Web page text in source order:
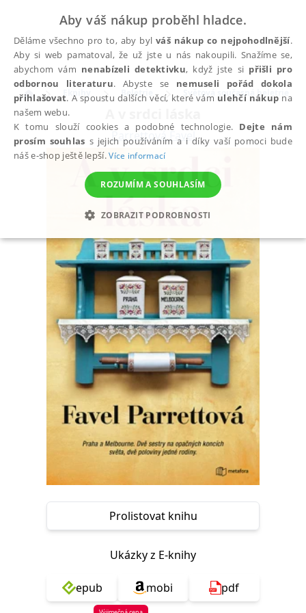
Eknihy Beletrie Světová současná beletrie
Parrettová Favel
Prolistovat knihu
Ukázky z E-knihy
epub mobi pdf
Aby váš nákup proběhl hladce.
Děláme všechno pro to, aby bylváš nákup co nejpohodlnější.
Aby si web pamatoval, že už jste u nás nakoupili. Snažíme se,
abychom vám nenabízeli detektivku, když jste si přišli pro
odbornou literaturu. Abyste se nemuseli pořád dokola
přihlašovat. A spoustu dalších věcí, které vám ulehčí nákup na
našem webu.
K tomu slouží cookies a podobné technologie. Dejte nám
prosím souhlas s jejich používáním a i díky vaší pomoci bude
náš e-shop ještě lepší.Více informací
ROZUMÍM A SOUHLASÍM
ZOBRAZIT PODROBNOSTI
NEZBYTNÉ ANALYTICKÉ MARKETINGOVÉ
FUNKČNÍ NEZAŘAZENÉ SOUBORY
Nezbytné Analytické Marketingové
Funkční
Nezařazené soubory
Nezbytně nutné soubory cookie umožňují základní funkce webových
stránek, jako je přihlášení uživatele a správa účtu. Webové stránky nelze
bez nezbytně nutných souborů cookie správně používat.
Provider /
Doména
Vyprší Popis
CookieScriptConsent
CookieScript
www.grada.cz
1 měsíc
služba
Cookie-
zapamatování
soubory
Cookie-